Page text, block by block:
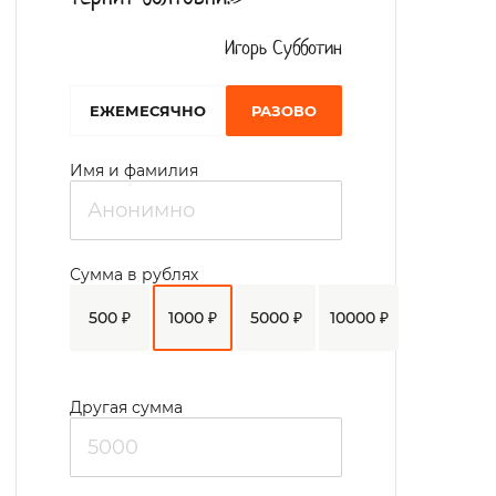
массажном кабинете.
Получатели социальных услуг проходят
реабилитацию в мастерских, на
приусадебном участке расположены
время подопечные проводят в спортивном
участи в творческих вечерах, участвуют в
номерах художественной
самодеятельности, занимают призовые
Игорь Субботин
EЖЕМЕСЯЧНО РАЗОВО
Имя и фамилия
500 ₽ 1000 ₽ 5000 ₽ 10000 ₽
Сумма в рублях
Другая сумма